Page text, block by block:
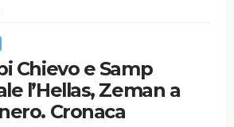
Chievo e Samp
l’Hellas, Zeman a
Cronaca